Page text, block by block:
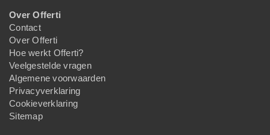
Over Offerti
Contact
Over Offerti
Hoe werkt Offerti?
Veelgestelde vragen
Algemene voorwaarden
Privacyverklaring
Cookieverklaring
Sitemap